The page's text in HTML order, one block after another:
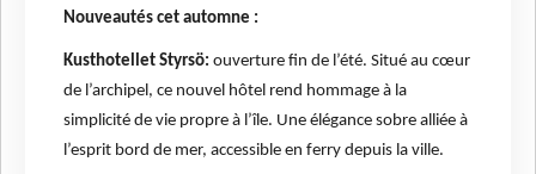
Nouveautés cet automne :
Kusthotellet Styrsö: ouverture fin de l’été. Situé au cœur
de l’archipel, ce nouvel hôtel rend hommage à la
simplicité de vie propre à l’île. Une élégance sobre alliée à
l’esprit bord de mer, accessible en ferry depuis la ville.